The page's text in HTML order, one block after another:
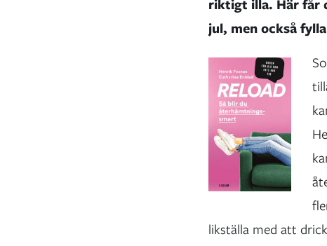
riktigt illa. Här får
jul, men också
likställa med att